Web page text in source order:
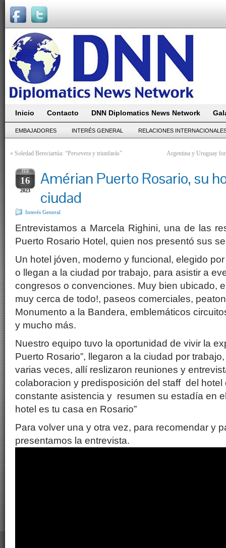
Inicio Contacto DNN Diplomatics News Network
EMBAJADORES INTERÉS GENERAL RELACIONES
« Soledad Bereciartúa: “Persevera y triunfarás” Argentina y Uruguay
FEB
16
2023
Amérian Puerto Rosario, su
ciudad
Interés General
Entrevistamos a Marcela Righini, una de las
Puerto Rosario Hotel, quien nos presentó sus
Un hotel jóven, moderno y funcional, elegido
o llegan a la ciudad por trabajo, para asistir a
congresos o convenciones. Muy bien ubicado,
muy cerca de todo!, paseos comerciales,
Monumento a la Bandera, emblemáticos
y mucho más.
Nuestro equipo tuvo la oportunidad de vivir la
Puerto Rosario”, llegaron a la ciudad por
varias veces, allí reslizaron reuniones y
colaboracion y predisposición del staff del hotel
constante asistencia y resumen su estadía en
hotel es tu casa en Rosario”
Para volver una y otra vez, para recomendar y
presentamos la entrevista.